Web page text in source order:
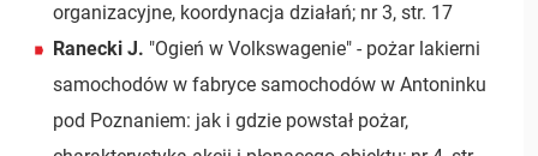
organizacyjne, koordynacja działań; nr 3, str. 17
Ranecki J. "Ogień w Volkswagenie" - pożar lakierni
samochodów w fabryce samochodów w Antoninku
pod Poznaniem: jak i gdzie powstał pożar,